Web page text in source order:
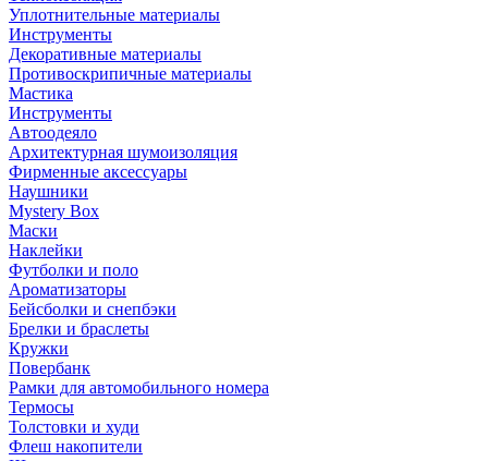
Уплотнительные материалы
Инструменты
Декоративные материалы
Противоскрипичные материалы
Мастика
Инструменты
Автоодеяло
Архитектурная шумоизоляция
Фирменные аксессуары
Наушники
Mystery Box
Маски
Наклейки
Футболки и поло
Ароматизаторы
Бейсболки и снепбэки
Брелки и браслеты
Кружки
Повербанк
Рамки для автомобильного номера
Термосы
Толстовки и худи
Флеш накопители